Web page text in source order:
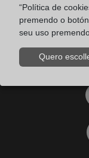
“Política de
premendo o
seu uso
Quero